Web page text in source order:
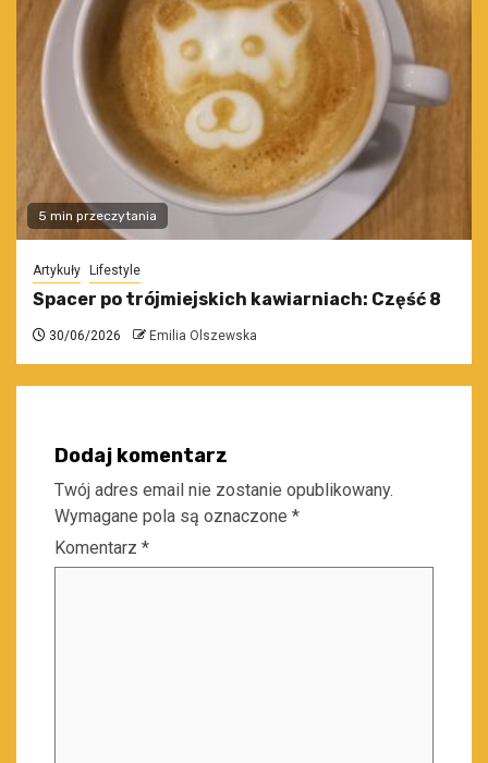
5 min przeczytania
Artykuły Lifestyle
Spacer po trójmiejskich kawiarniach: Część 8
30/06/2026 Emilia Olszewska
Dodaj komentarz
Twój adres email nie zostanie opublikowany.
Wymagane pola są oznaczone *
Komentarz *